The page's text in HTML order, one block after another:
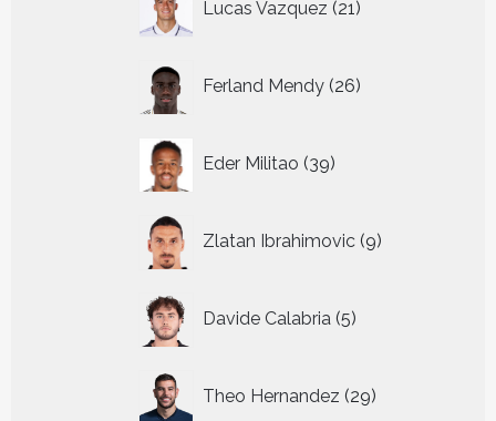
Lucas Vazquez 21
producten
Ferland Mendy 26
producten
Eder Militao 39
producten
Zlatan Ibrahimovic 9
producten
Davide Calabria 5
producten
Theo Hernandez 29
producten